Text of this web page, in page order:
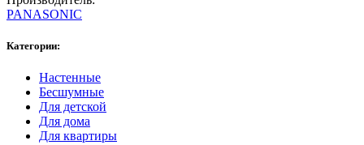
PANASONIC
Категории:
Настенные
Бесшумные
Для детской
Для дома
Для квартиры